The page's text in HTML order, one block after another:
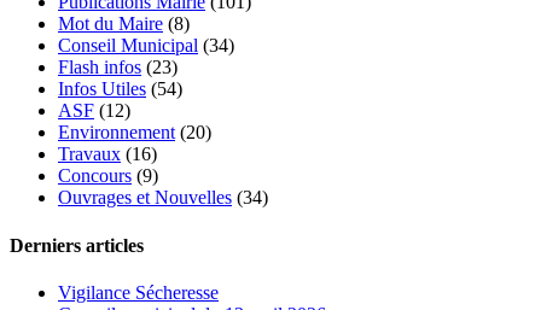
Mot du Maire (8)
Conseil Municipal (34)
Flash infos (23)
Infos Utiles (54)
ASF (12)
Environnement (20)
Travaux (16)
Concours (9)
Ouvrages et Nouvelles (34)
Derniers articles
Vigilance Sécheresse